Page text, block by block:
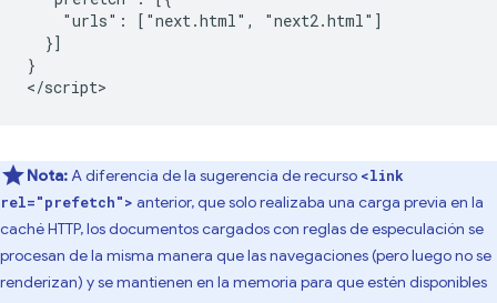
    "urls": ["next.html", "next2.html"]
  }]
}
Nota:A diferencia de la sugerencia de recurso <link
rel="prefetch"> anterior, que solo realizaba una carga previa en la
caché HTTP, los documentos cargados con reglas de especulación se
procesan de la misma manera que las navegaciones (pero luego no se
renderizan) y se mantienen en la memoria para que estén disponibles